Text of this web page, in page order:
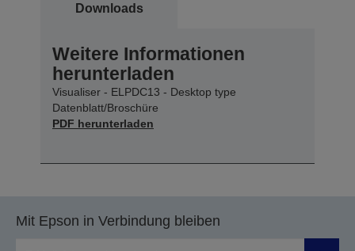
Downloads
Weitere Informationen
herunterladen
Visualiser - ELPDC13 - Desktop type
Datenblatt/Broschüre
PDF herunterladen
Mit Epson in Verbindung bleiben